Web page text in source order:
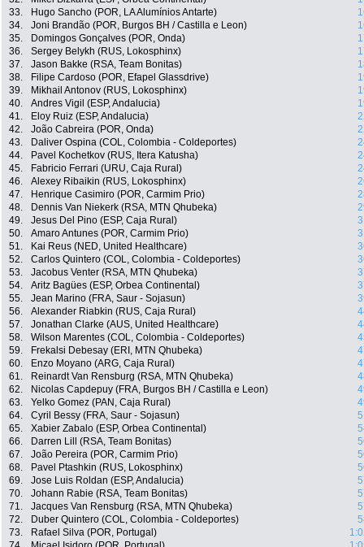
33.
Hugo Sancho (POR, LA Alumínios Antarte)
34.
Joni Brandão (POR, Burgos BH / Castilla e Leon)
35.
Domingos Gonçalves (POR, Onda)
36.
Sergey Belykh (RUS, Lokosphinx)
37.
Jason Bakke (RSA, Team Bonitas)
38.
Filipe Cardoso (POR, Efapel Glassdrive)
39.
Mikhail Antonov (RUS, Lokosphinx)
40.
Andres Vigil (ESP, Andalucia)
41.
Eloy Ruiz (ESP, Andalucia)
42.
João Cabreira (POR, Onda)
43.
Daliver Ospina (COL, Colombia - Coldeportes)
44.
Pavel Kochetkov (RUS, Itera Katusha)
45.
Fabricio Ferrari (URU, Caja Rural)
46.
Alexey Ribaikin (RUS, Lokosphinx)
47.
Henrique Casimiro (POR, Carmim Prio)
48.
Dennis Van Niekerk (RSA, MTN Qhubeka)
49.
Jesus Del Pino (ESP, Caja Rural)
50.
Amaro Antunes (POR, Carmim Prio)
51.
Kai Reus (NED, United Healthcare)
52.
Carlos Quintero (COL, Colombia - Coldeportes)
53.
Jacobus Venter (RSA, MTN Qhubeka)
54.
Aritz Bagües (ESP, Orbea Continental)
55.
Jean Marino (FRA, Saur - Sojasun)
56.
Alexander Riabkin (RUS, Caja Rural)
57.
Jonathan Clarke (AUS, United Healthcare)
58.
Wilson Marentes (COL, Colombia - Coldeportes)
59.
Frekalsi Debesay (ERI, MTN Qhubeka)
60.
Enzo Moyano (ARG, Caja Rural)
61.
Reinardt Van Rensburg (RSA, MTN Qhubeka)
62.
Nicolas Capdepuy (FRA, Burgos BH / Castilla e Leon)
63.
Yelko Gomez (PAN, Caja Rural)
64.
Cyril Bessy (FRA, Saur - Sojasun)
65.
Xabier Zabalo (ESP, Orbea Continental)
66.
Darren Lill (RSA, Team Bonitas)
67.
João Pereira (POR, Carmim Prio)
68.
Pavel Ptashkin (RUS, Lokosphinx)
69.
Jose Luis Roldan (ESP, Andalucia)
70.
Johann Rabie (RSA, Team Bonitas)
71.
Jacques Van Rensburg (RSA, MTN Qhubeka)
72.
Duber Quintero (COL, Colombia - Coldeportes)
73.
Rafael Silva (POR, Portugal)